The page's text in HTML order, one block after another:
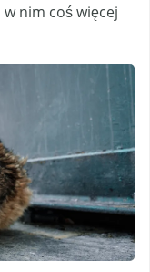
nim coś więcej